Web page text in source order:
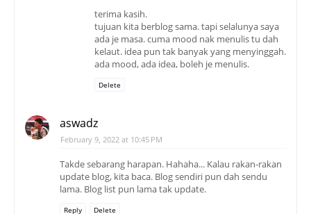
terima kasih.
tujuan kita berblog sama. tapi selalunya saya
ada je masa. cuma mood nak menulis tu dah
kelaut. idea pun tak banyak yang menyinggah.
ada mood, ada idea, boleh je menulis.
Delete
aswadz
February 9, 2022 at 10:45 PM
Takde sebarang harapan. Hahaha... Kalau rakan-rakan
update blog, kita baca. Blog sendiri pun dah sendu
lama. Blog list pun lama tak update.
Reply Delete